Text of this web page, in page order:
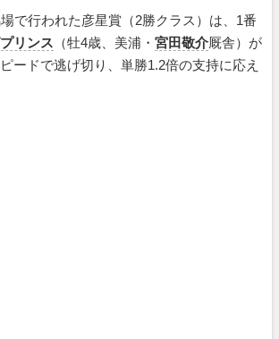
で行われた彦星賞（2勝クラス）は、1番
リンス （牡4歳、美浦・ 宮田敬介厩舎）が
ードで逃げ切り、単勝1.2倍の支持に応え